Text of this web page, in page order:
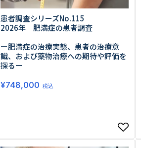
患者調査シリーズNo.115
2026年 肥満症の患者調査
ー肥満症の治療実態、患者の治療意
識、および薬物治療への期待や評価を
探るー
¥748,000 税込